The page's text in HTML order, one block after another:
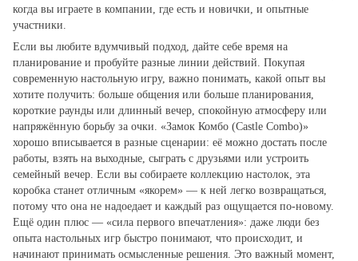
когда вы играете в компании, где есть и новички, и опытные
участники.
Если вы любите вдумчивый подход, дайте себе время на
планирование и пробуйте разные линии действий. Покупая
современную настольную игру, важно понимать, какой опыт вы
хотите получить: больше общения или больше планирования,
короткие раунды или длинный вечер, спокойную атмосферу или
напряжённую борьбу за очки. «Замок Комбо (Castle Combo)»
хорошо вписывается в разные сценарии: её можно достать после
работы, взять на выходные, сыграть с друзьями или устроить
семейный вечер. Если вы собираете коллекцию настолок, эта
коробка станет отличным «якорем» — к ней легко возвращаться,
потому что она не надоедает и каждый раз ощущается по‑новому.
Ещё один плюс — «сила первого впечатления»: даже люди без
опыта настольных игр быстро понимают, что происходит, и
начинают принимать осмысленные решения. Это важный момент,